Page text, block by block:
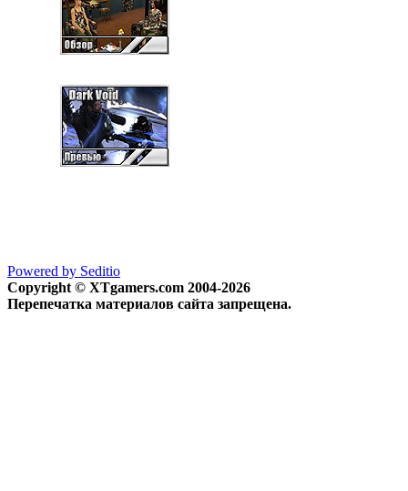
Powered by Seditio
Copyright © XTgamers.com 2004-2026
Перепечатка материалов сайта запрещена.